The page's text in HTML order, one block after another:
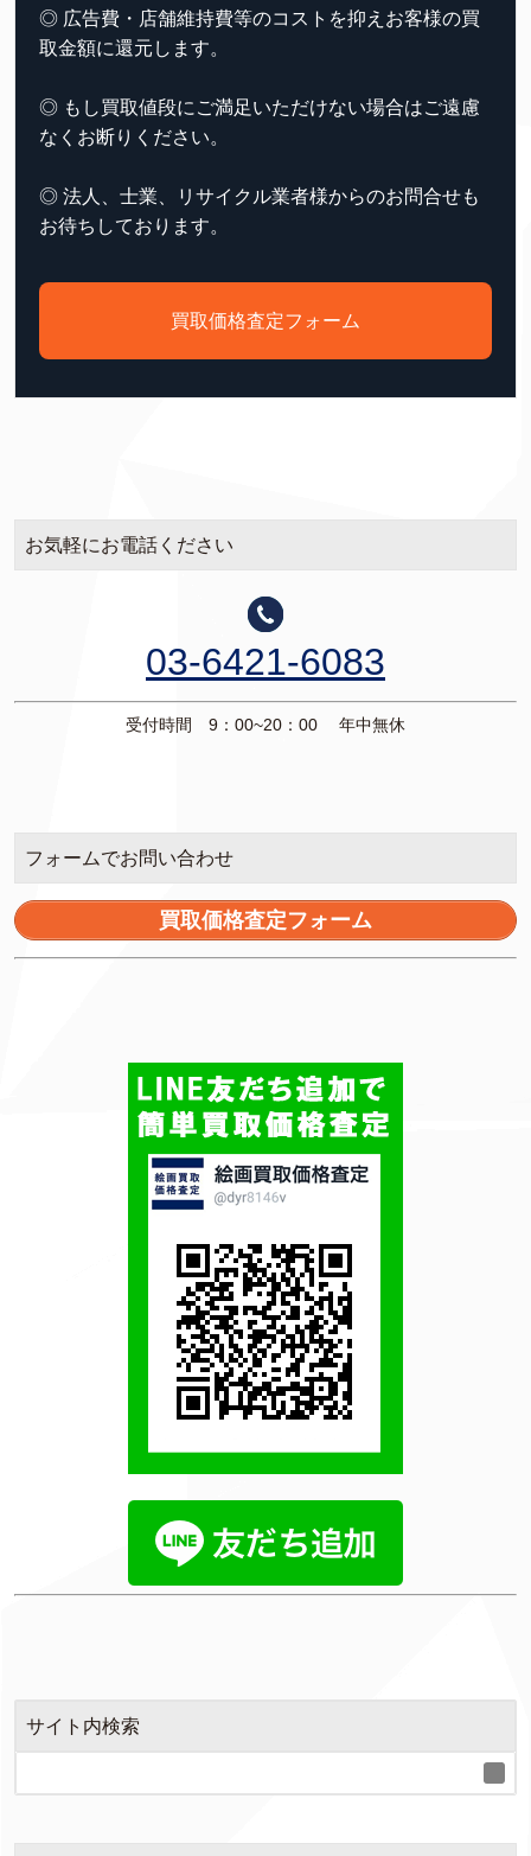
◎ 広告費・店舗維持費等のコストを抑えお客様の買
取金額に還元します。
◎ もし買取値段にご満足いただけない場合はご遠慮
なくお断りください。
◎ 法人、士業、リサイクル業者様からのお問合せも
お待ちしております。
買取価格査定フォーム
お気軽にお電話ください
03-6421-6083
受付時間 9：00~20：00 年中無休
フォームでお問い合わせ
買取価格査定フォーム
サイト内検索